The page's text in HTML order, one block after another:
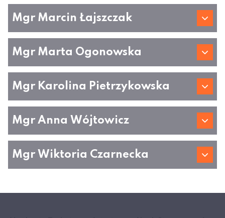
Mgr Marcin Łajszczak
Mgr Marta Ogonowska
Mgr Karolina Pietrzykowska
Mgr Anna Wójtowicz
Mgr Wiktoria Czarnecka